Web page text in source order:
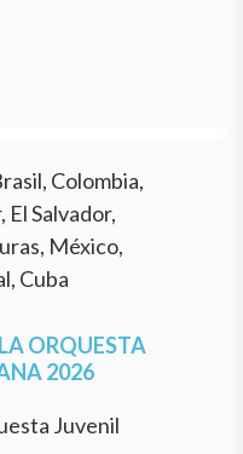
Colombia,
El Salvador,
México,
Cuba
ORQUESTA
2026
Juvenil